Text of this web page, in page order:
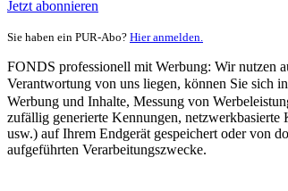
Jetzt abonnieren
Sie haben ein PUR-Abo? Hier anmelden.
FONDS professionell mit Werbung: Wir nutzen
Verantwortung von uns liegen, können Sie sich
Werbung und Inhalte, Messung von
zufällig generierte Kennungen,
usw.) auf Ihrem Endgerät gespeichert oder von
aufgeführten Verarbeitungszwecke.